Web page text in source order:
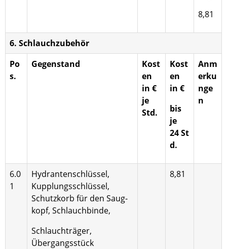
8,81
6. Schlauchzubehör
Po
s.
Gegenstand
Kost
en
in €
je
Std.
Kost
en
in €
bis
je
24 St
d.
Anm
erku
nge
n
6.0
1
Hydrantenschlüssel,
Kupplungs­schlüssel,
Schutzkorb für den Saug­
kopf, Schlauchbinde,
Schlauchträger,
Übergangsstück
8,81